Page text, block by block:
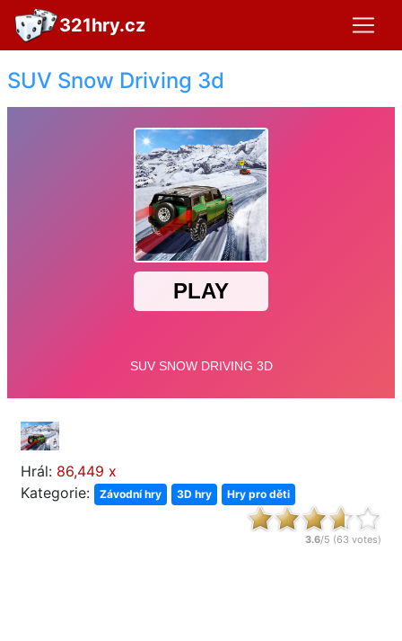
321hry.cz
SUV Snow Driving 3d
Hrál: 86,449 x
Kategorie:
Závodní hry 3D hry Hry pro děti
3.6/5 (63 votes)